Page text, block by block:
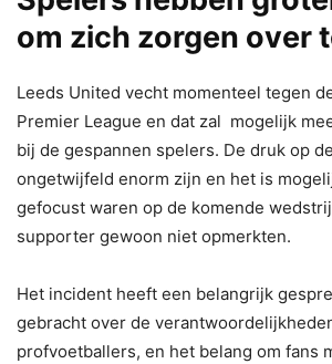
om zich zorgen over
Leeds United vecht momenteel tegen
Premier League en dat zal mogelijk
bij de gespannen spelers. De druk op
ongetwijfeld enorm zijn en het is
gefocust waren op de komende
supporter gewoon niet opmerkten.
Het incident heeft een belangrijk
gebracht over de
profvoetballers, en het belang om fans